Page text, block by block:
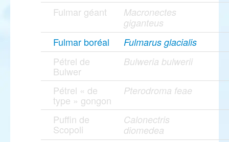
Fulmar géant
Macronectes
giganteus
Fulmar boréal Fulmarus glacialis
Pétrel de
Bulwer
Bulweria bulwerii
Pétrel « de
type » gongon
Pterodroma feae
Puffin de
Scopoli
Calonectris
diomedea